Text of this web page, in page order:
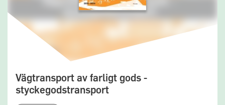
Vägtransport av farligt gods -
styckegodstransport